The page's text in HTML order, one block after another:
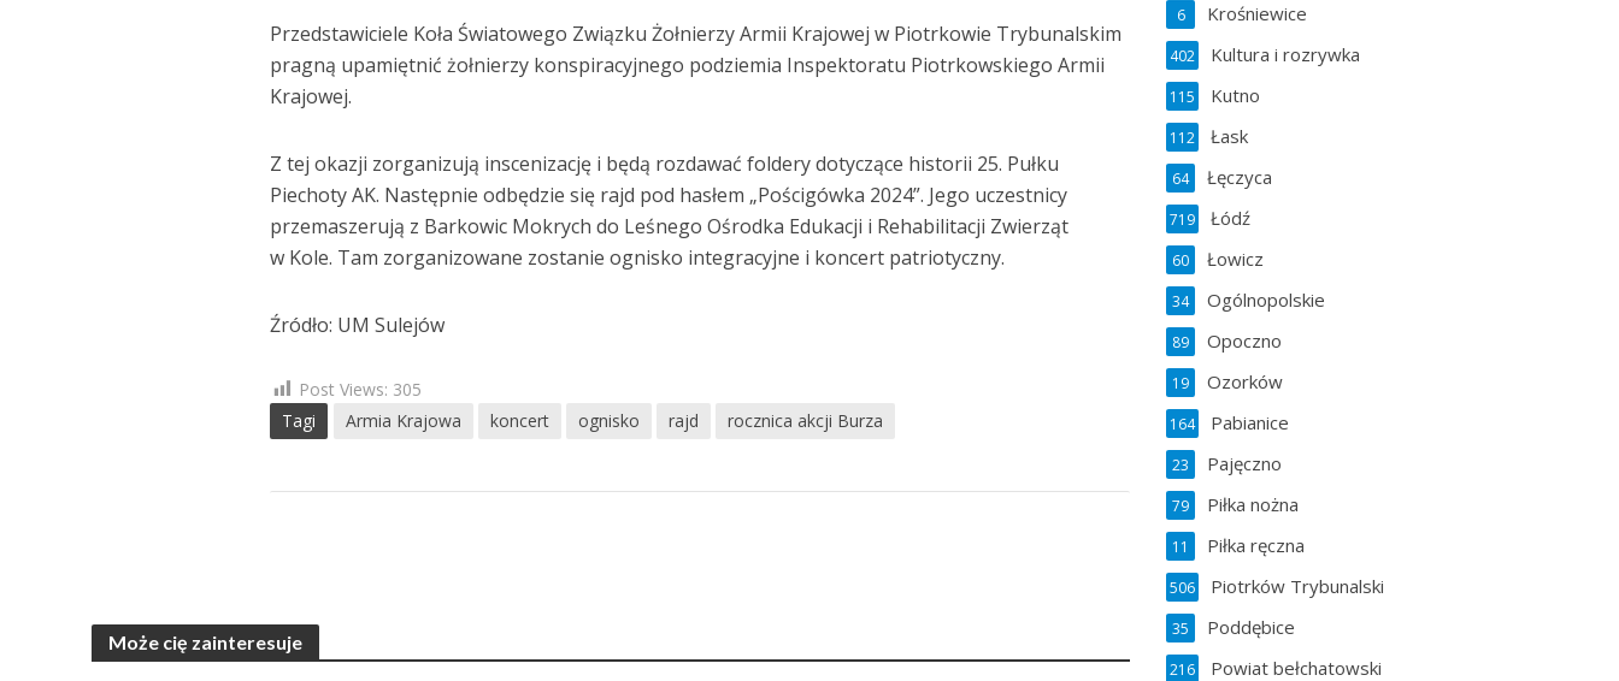
Przedstawiciele Koła Światowego Związku Żołnierzy Armii Krajowej w Piotrkowie Trybunalskim
pragną upamiętnić żołnierzy konspiracyjnego podziemia Inspektoratu Piotrkowskiego Armii
Krajowej.
Z tej okazji zorganizują inscenizację i będą rozdawać foldery dotyczące historii 25. Pułku
Piechoty AK. Następnie odbędzie się rajd pod hasłem „Pościgówka 2024”. Jego uczestnicy
przemaszerują z Barkowic Mokrych do Leśnego Ośrodka Edukacji i Rehabilitacji Zwierząt
w Kole. Tam zorganizowane zostanie ognisko integracyjne i koncert patriotyczny.
Źródło: UM Sulejów
Post Views: 305
Tagi
Armia Krajowa koncert ognisko rajd rocznica akcji Burza
Może cię zainteresuje
Krośniewice
6
Kultura i rozrywka
402
Kutno
115
Łask
112
Łęczyca
64
Łódź
719
Łowicz
60
Ogólnopolskie
34
Opoczno
89
Ozorków
19
Pabianice
164
Pajęczno
23
Piłka nożna
79
Piłka ręczna
11
Piotrków Trybunalski
506
Poddębice
35
Powiat bełchatowski
216